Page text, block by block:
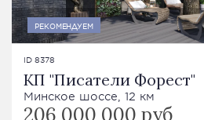
РЕКОМЕНДУЕМ
ID 8378
КП "Писатели Форест"
Минское шоссе, 12 км
206 000 000 руб